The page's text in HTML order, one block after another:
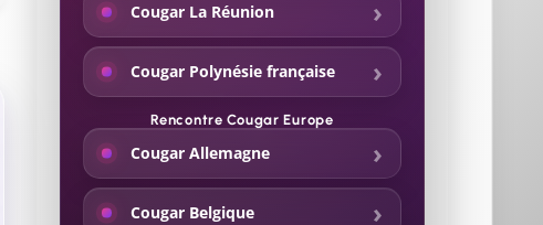
Cougar La Réunion
Cougar Polynésie française
Rencontre Cougar Europe
Cougar Allemagne
Cougar Belgique